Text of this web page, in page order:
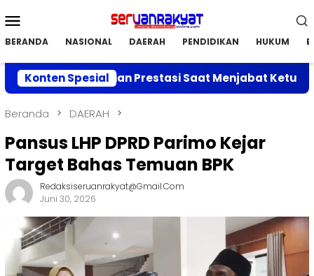
ke
Mobile
BERANDA NASIONAL DAERAH PENDIDIKAN HUKUM
Konten Spesial
Capaian Prestasi Saat Menjabat Ketua DPC APRI
Beranda DAERAH
Pansus LHP DPRD Parimo Kejar
Target Bahas Temuan BPK
Redaksiseruanrakyat@gmail.com
Juni 30, 2026